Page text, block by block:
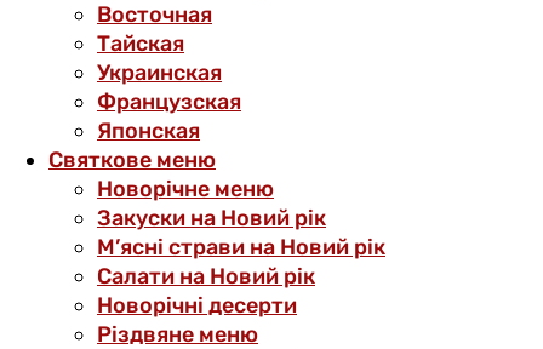
Восточная
Тайская
Украинская
Французская
Японская
Святкове меню
Новорічне меню
Закуски на Новий рік
М’ясні страви на Новий рік
Салати на Новий рік
Новорічні десерти
Різдвяне меню